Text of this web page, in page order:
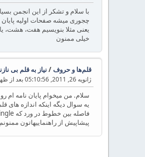
با سلام و تشکر از این انجمن
چجوری میشه صفحات اولیه
یعنی مثلا بنویسیم هفت، هشت،
خیلی ممنون
قلم‌ها و حروف/ نیاز به قلم بی
ژانویه 26, 2011, 05:10:56 بعد از ظهر
سلام. من میخوام پایان نامه ام
یه سوال دیگه اینکه اندازه های قلم و فاصله
فاصله بین خطوط در ورد که single بذاریم، در زی پرشین باید چند باشه؟
پیشاپیش از راهنماییهاتون ممنونم